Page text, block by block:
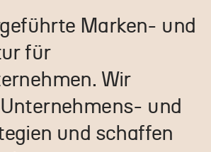
Marken- und
für
Wir
und
und schaffen